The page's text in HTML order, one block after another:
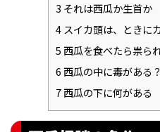
3 それは西瓜か生首か
4スイカ頭は、ときに
5 西瓜を食べたら祟ら
6 西瓜の中に毒がある？
7西瓜の下に何がある